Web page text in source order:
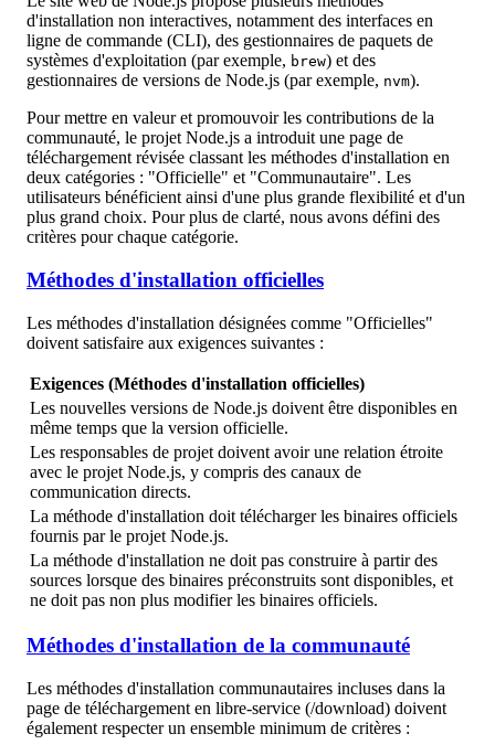
d'installation non interactives, notamment des interfaces en
ligne de commande (CLI), des gestionnaires de paquets de
systèmes d'exploitation (par exemple, brew) et des
gestionnaires de versions de Node.js (par exemple, nvm).
Pour mettre en valeur et promouvoir les contributions de la
communauté, le projet Node.js a introduit une page de
téléchargement révisée classant les méthodes d'installation en
deux catégories : "Officielle" et "Communautaire". Les
utilisateurs bénéficient ainsi d'une plus grande flexibilité et d'un
plus grand choix. Pour plus de clarté, nous avons défini des
critères pour chaque catégorie.
Méthodes d'installation officielles
Les méthodes d'installation désignées comme "Officielles"
doivent satisfaire aux exigences suivantes :
Exigences (Méthodes d'installation officielles)
Les nouvelles versions de Node.js doivent être disponibles en
même temps que la version officielle.
Les responsables de projet doivent avoir une relation étroite
avec le projet Node.js, y compris des canaux de
communication directs.
La méthode d'installation doit télécharger les binaires officiels
fournis par le projet Node.js.
La méthode d'installation ne doit pas construire à partir des
sources lorsque des binaires préconstruits sont disponibles, et
ne doit pas non plus modifier les binaires officiels.
Méthodes d'installation de la communauté
Les méthodes d'installation communautaires incluses dans la
page de téléchargement en libre-service (/download) doivent
également respecter un ensemble minimum de critères :